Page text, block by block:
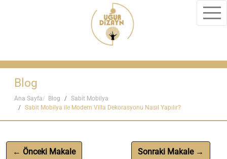
Blog
Ana Sayfa Blog
Sabit Mobilya
Sabit Mobilya ile Modern Villa Dekorasyonu Nasıl Yapılır?
← Önceki Makale Sonraki Makale →